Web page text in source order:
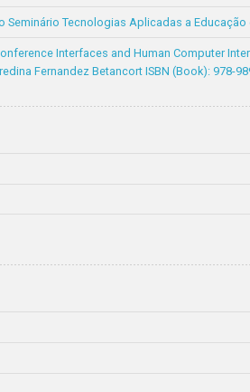
Tecnologias Aplicadas a Educação
Interfaces and Human Computer
Fernandez Betancort ISBN (Book): 978-